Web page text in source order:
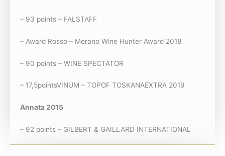
– 93 points – FALSTAFF
– Award Rosso – Merano Wine Hunter Award 2018
– 90 points – WINE SPECTATOR
– 17,5pointsVINUM – TOPOF TOSKANAEXTRA 2019
Annata 2015
– 92 points – GILBERT & GAILLARD INTERNATIONAL